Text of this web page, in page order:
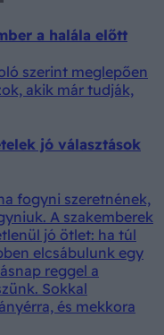
a halála előtt
szerint meglepően
akik már tudják,
jó választások
fogyni szeretnének,
A szakemberek
jó ötlet: ha túl
elcsábulunk egy
reggel a
Sokkal
és mekkora